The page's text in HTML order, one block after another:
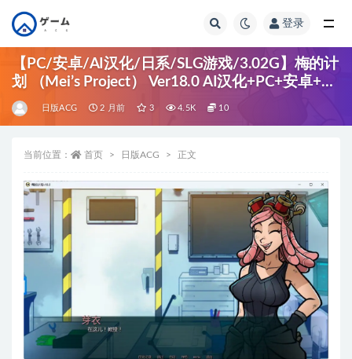
登录
【PC/安卓/AI汉化/日系/SLG游戏/3.02G】梅的计
划 （Mei’s Project） Ver18.0 AI汉化+PC+安卓+日
系SLG游戏+3.02G
日版ACG 2 月前 3 4.5K 10
当前位置： 首页 日版ACG 正文